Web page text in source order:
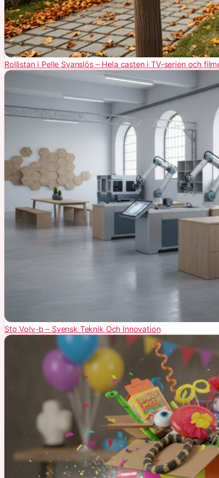
Rollistan i Pelle Svanslös – Hela casten i TV-serien och
Sto Volv-b – Svensk Teknik Och Innovation